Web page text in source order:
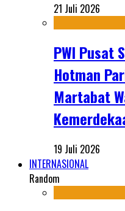
21 Juli 2026
PWI Pusat
Hotman
Martabat
19 Juli 2026
INTERNASIONAL
Random